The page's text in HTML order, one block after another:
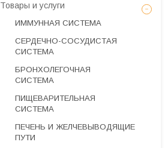
Товары и услуги
ИММУННАЯ СИСТЕМА
СЕРДЕЧНО-СОСУДИСТАЯ
СИСТЕМА
БРОНХОЛЕГОЧНАЯ
СИСТЕМА
ПИЩЕВАРИТЕЛЬНАЯ
СИСТЕМА
ПЕЧЕНЬ И ЖЕЛЧЕВЫВОДЯЩИЕ
ПУТИ